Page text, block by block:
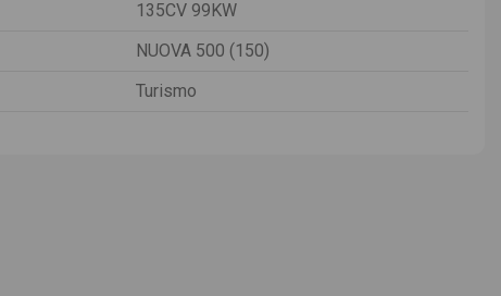
135CV 99KW
NUOVA 500 (150)
Turismo